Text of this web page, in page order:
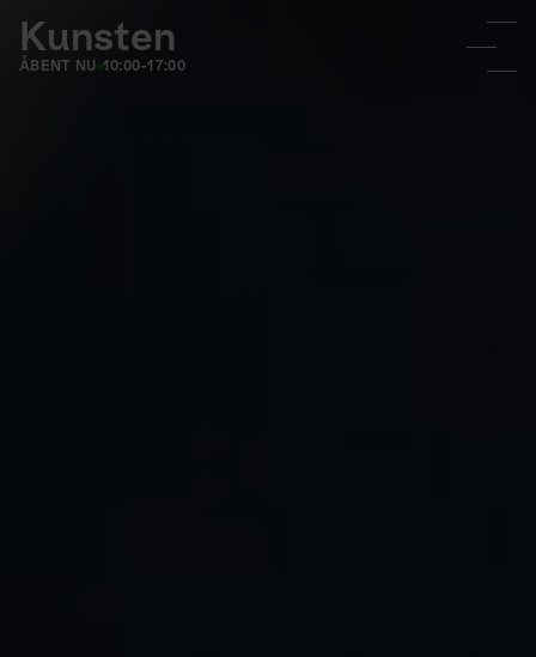
Kunsten
ÅBENT NU 10:00-17:00